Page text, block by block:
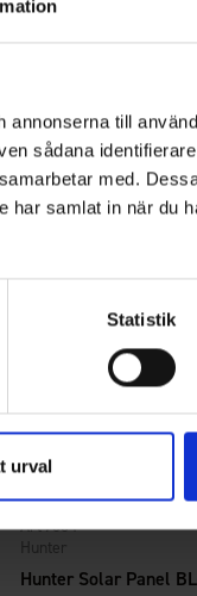
till
sådana
med.
har samlat in när du
Statistik
urval
695 kr
utav 5 stjärnor
Hunter Solar Panel
Hunter
7654